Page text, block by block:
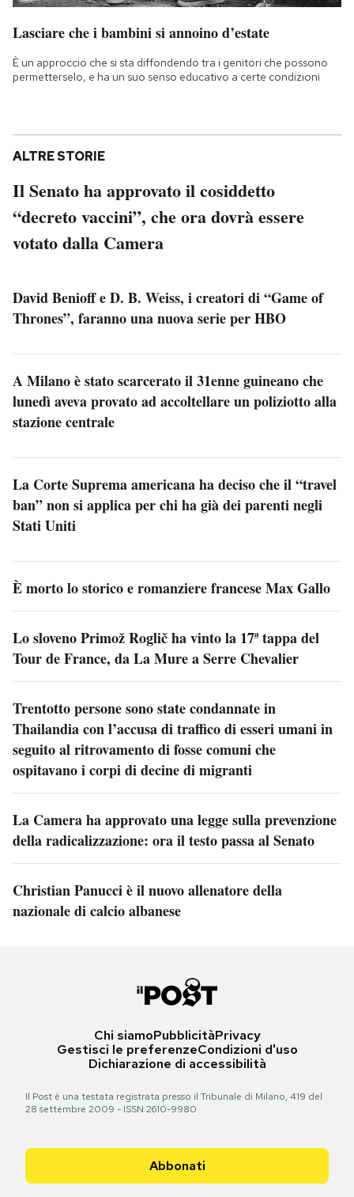
Lasciare che i bambini si annoino d’estate
È un approccio che si sta diffondendo tra i genitori che possono
permetterselo, e ha un suo senso educativo a certe condizioni
ALTRE STORIE
Il Senato ha approvato il cosiddetto
“decreto vaccini”, che ora dovrà essere
votato dalla Camera
David Benioff e D. B. Weiss, i creatori di “Game of
Thrones”, faranno una nuova serie per HBO
A Milano è stato scarcerato il 31enne guineano che
lunedì aveva provato ad accoltellare un poliziotto alla
stazione centrale
La Corte Suprema americana ha deciso che il “travel
ban” non si applica per chi ha già dei parenti negli
Stati Uniti
È morto lo storico e romanziere francese Max Gallo
Lo sloveno Primož Roglič ha vinto la 17ª tappa del
Tour de France, da La Mure a Serre Chevalier
Trentotto persone sono state condannate in
Thailandia con l’accusa di traffico di esseri umani in
seguito al ritrovamento di fosse comuni che
ospitavano i corpi di decine di migranti
La Camera ha approvato una legge sulla prevenzione
della radicalizzazione: ora il testo passa al Senato
Christian Panucci è il nuovo allenatore della
nazionale di calcio albanese
Chi siamoPubblicitàPrivacy
Gestisci le preferenzeCondizioni d'uso
Dichiarazione di accessibilità
Il Post è una testata registrata presso il Tribunale di Milano, 419 del
28 settembre 2009 - ISSN 2610-9980
Abbonati